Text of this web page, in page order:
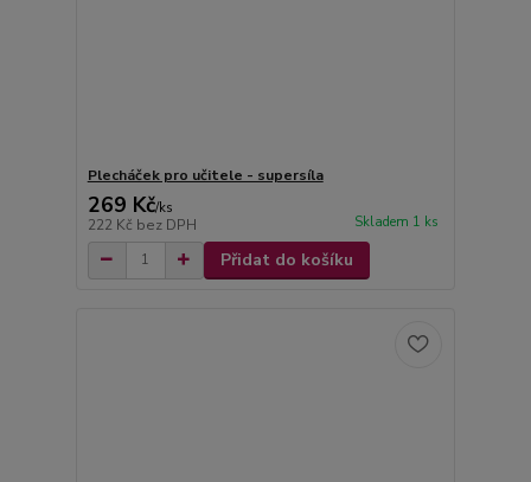
Plecháček pro učitele - supersíla
269 Kč/ks
222 Kč bez DPH Skladem 1 ks
Přidat do košíku